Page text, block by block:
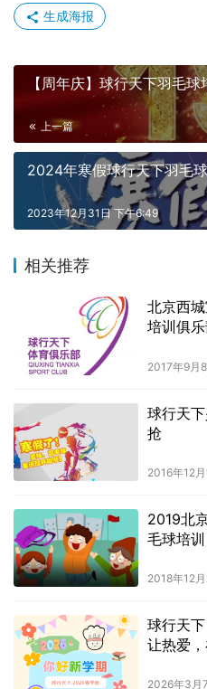
生成海报
【周年庆】球行天下羽毛
上一篇
2024年寒假球行天下羽毛
2023年12月31日 下午6:49
相关推荐
北京西
培训俱
2017年9月
球行天
抢
2016年12
2019北
毛球培训
2018年12
球行天
让热爱
2026年3月